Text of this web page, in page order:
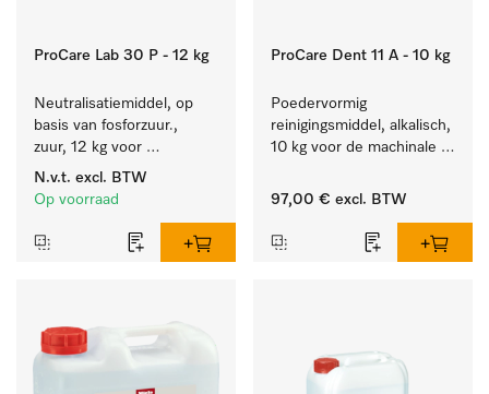
ProCare Lab 30 P - 12 kg
Neutralisatiemiddel, op
basis van fosforzuur.,
zuur, 12 kg voor
machinale reiniging van
laboratoriumglaswerk en -
N.v.t. excl. BTW
Op voorraad
ProCare Dent 11 A - 10 kg
Poedervormig
reinigingsmiddel, alkalisch,
10 kg voor de machinale
tandheelkundige
97,00 € excl. BTW